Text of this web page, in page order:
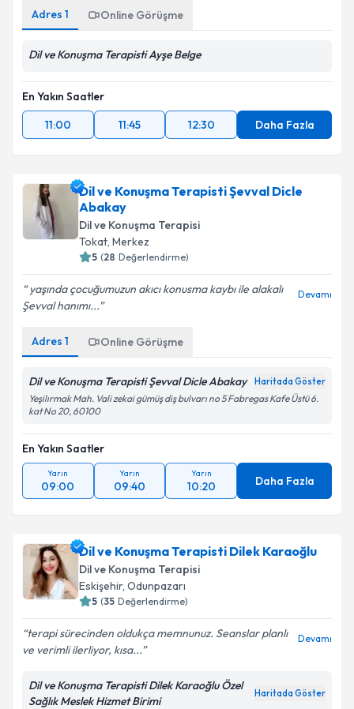
Adres 1 Online Görüşme
Dil ve Konuşma Terapisti Ayşe Belge
En Yakın Saatler
11:00
11:45 12:30 Daha Fazla
Dil ve Konuşma Terapisti Şevval Dicle
Abakay
Dil ve Konuşma Terapisi
Tokat, Merkez
5 (28 Değerlendirme)
yaşında çocuğumuzun akıcı konusma kaybı ile alakalı
Şevval hanımı...
Devamı
Adres 1 Online Görüşme
Dil ve Konuşma Terapisti Şevval Dicle Abakay Haritada Göster
Yeşilırmak Mah. Vali zekai gümüş diş bulvarı no 5 Fabregas Kafe Üstü 6.
kat No 20, 60100
En Yakın Saatler
Yarın
09:00
Yarın
09:40
Yarın
10:20 Daha Fazla
Dil ve Konuşma Terapisti Dilek Karaoğlu
Dil ve Konuşma Terapisi
Eskişehir, Odunpazarı
5 (35 Değerlendirme)
terapi sürecinden oldukça memnunuz. Seanslar planlı
ve verimli ilerliyor, kısa...
Devamı
Dil ve Konuşma Terapisti Dilek Karaoğlu Özel
Sağlık Meslek Hizmet Birimi
Haritada Göster